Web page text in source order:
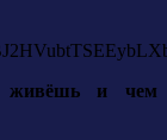
и чем